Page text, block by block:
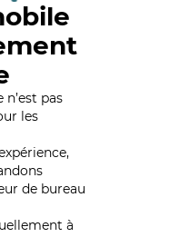
pas
les
de bureau
à